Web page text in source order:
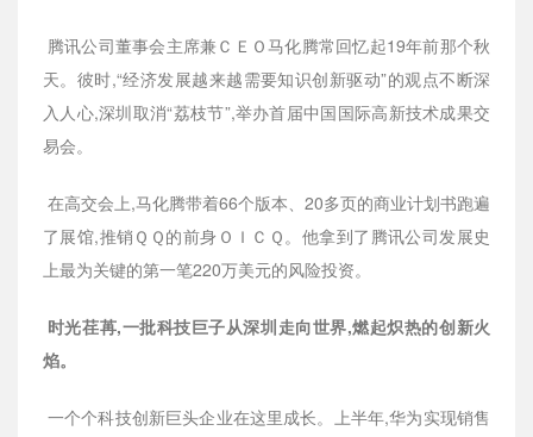
腾讯公司董事会主席兼ＣＥＯ马化腾常回忆起19年前那个秋
天。彼时,“经济发展越来越需要知识创新驱动”的观点不断深
入人心,深圳取消“荔枝节”,举办首届中国国际高新技术成果交
易会。
在高交会上,马化腾带着66个版本、20多页的商业计划书跑遍
了展馆,推销ＱＱ的前身ＯＩＣＱ。他拿到了腾讯公司发展史
上最为关键的第一笔220万美元的风险投资。
时光荏苒,一批科技巨子从深圳走向世界,燃起炽热的创新火
焰。
一个个科技创新巨头企业在这里成长。上半年,华为实现销售